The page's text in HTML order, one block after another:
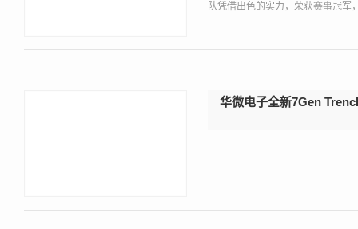
队凭借出色的实力，荣获赛事冠
华微电子全新7Gen